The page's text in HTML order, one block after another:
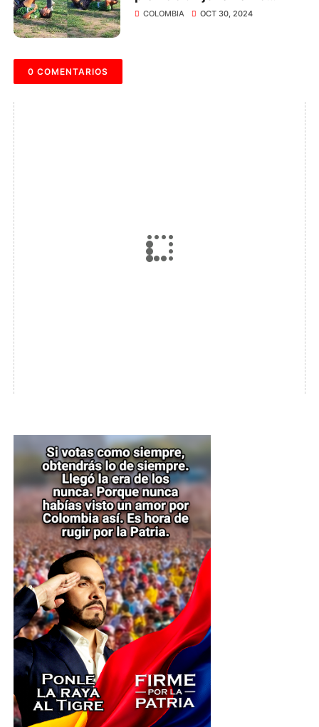
Universidad del Magdalena
COLOMBIA OCT 30, 2024
0 COMENTARIOS